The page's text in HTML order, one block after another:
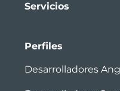
Servicios
Perfiles
Desarrolladores